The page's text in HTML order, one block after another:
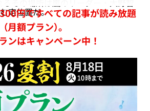
む定位置だ。
円ですべての記事が読み放題
（月額プラン）。
ンはキャンペーン中！